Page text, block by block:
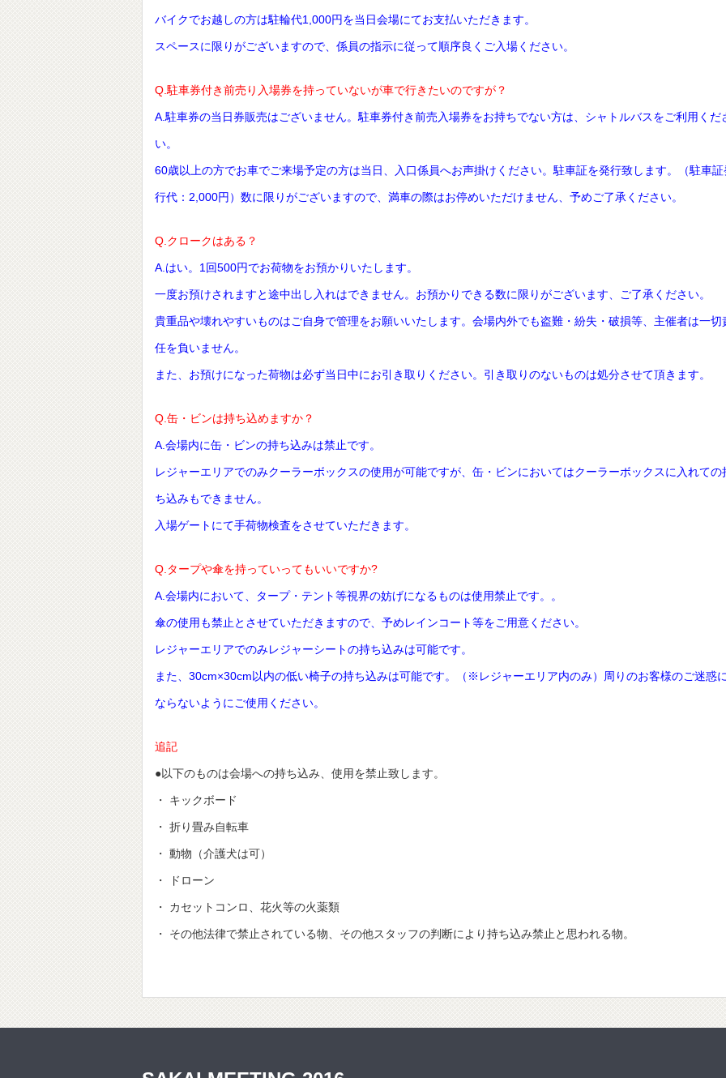
バイクでお越しの方は駐輪代1,000円を当日会場にてお支払いただきます。
スペースに限りがございますので、係員の指示に従って順序良くご入場ください。
Q.駐車券付き前売り入場券を持っていないが車で行きたいのですが？
A.駐車券の当日券販売はございません。駐車券付き前売入場券をお持ちでない方は、シャトルバスをご利用くだ
い。
60歳以上の方でお車でご来場予定の方は当日、入口係員へお声掛けください。駐車証を発行致します。（駐車証
行代：2,000円）数に限りがございますので、満車の際はお停めいただけません、予めご了承ください。
Q.クロークはある？
A.はい。1回500円でお荷物をお預かりいたします。
一度お預けされますと途中出し入れはできません。お預かりできる数に限りがございます、ご了承ください。
貴重品や壊れやすいものはご自身で管理をお願いいたします。会場内外でも盗難・紛失・破損等、主催者は一切
任を負いません。
また、お預けになった荷物は必ず当日中にお引き取りください。引き取りのないものは処分させて頂きます。
Q.缶・ビンは持ち込めますか？
A.会場内に缶・ビンの持ち込みは禁止です。
レジャーエリアでのみクーラーボックスの使用が可能ですが、缶・ビンにおいてはクーラーボックスに入れての
ち込みもできません。
入場ゲートにて手荷物検査をさせていただきます。
Q.タープや傘を持っていってもいいですか?
A.会場内において、タープ・テント等視界の妨げになるものは使用禁止です。。
傘の使用も禁止とさせていただきますので、予めレインコート等をご用意ください。
レジャーエリアでのみレジャーシートの持ち込みは可能です。
また、30cm×30cm以内の低い椅子の持ち込みは可能です。（※レジャーエリア内のみ）周りのお客様のご迷惑
ならないようにご使用ください。
追記
●以下のものは会場への持ち込み、使用を禁止致します。
・ キックボード
・ 折り畳み自転車
・ 動物（介護犬は可）
・ ドローン
・ カセットコンロ、花火等の火薬類
・ その他法律で禁止されている物、その他スタッフの判断により持ち込み禁止と思われる物。